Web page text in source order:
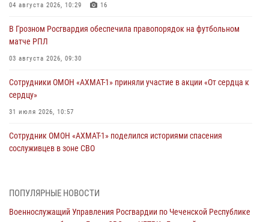
04 августа 2026, 10:29 16
В Грозном Росгвардия обеспечила правопорядок на футбольном
матче РПЛ
03 августа 2026, 09:30
Сотрудники ОМОН «АХМАТ-1» приняли участие в акции «От сердца к
сердцу»
31 июля 2026, 10:57
Сотрудник ОМОН «АХМАТ-1» поделился историями спасения
сослуживцев в зоне СВО
Командующий Северо-Кавказским округом Росгвардии совершил
23 июля 2026, 12:50
ПОПУЛЯРНЫЕ НОВОСТИ
Военнослужащий Управления Росгвардии по Чеченской Республике